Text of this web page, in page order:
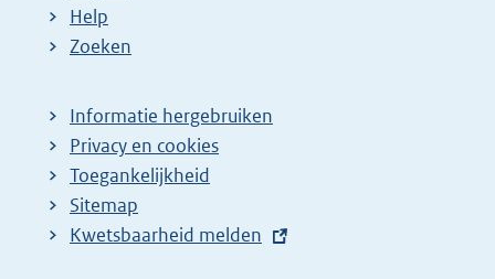
Help
Zoeken
Informatie hergebruiken
Privacy en cookies
Toegankelijkheid
Sitemap
E
Kwetsbaarheid melden